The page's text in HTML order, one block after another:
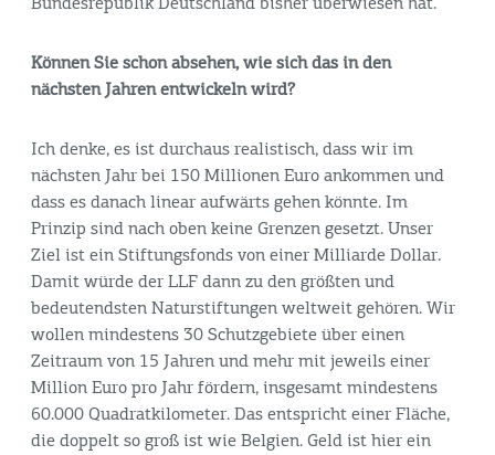
Bundesrepublik Deutschland bisher überwiesen hat.
Können Sie schon absehen, wie sich das in den
nächsten Jahren entwickeln wird?
Ich denke, es ist durchaus realistisch, dass wir im
nächsten Jahr bei 150 Millionen Euro ankommen und
dass es danach linear aufwärts gehen könnte. Im
Prinzip sind nach oben keine Grenzen gesetzt. Unser
Ziel ist ein Stiftungsfonds von einer Milliarde Dollar.
Damit würde der LLF dann zu den größten und
bedeutendsten Naturstiftungen weltweit gehören. Wir
wollen mindestens 30 Schutzgebiete über einen
Zeitraum von 15 Jahren und mehr mit jeweils einer
Million Euro pro Jahr fördern, insgesamt mindestens
60.000 Quadratkilometer. Das entspricht einer Fläche,
die doppelt so groß ist wie Belgien. Geld ist hier ein